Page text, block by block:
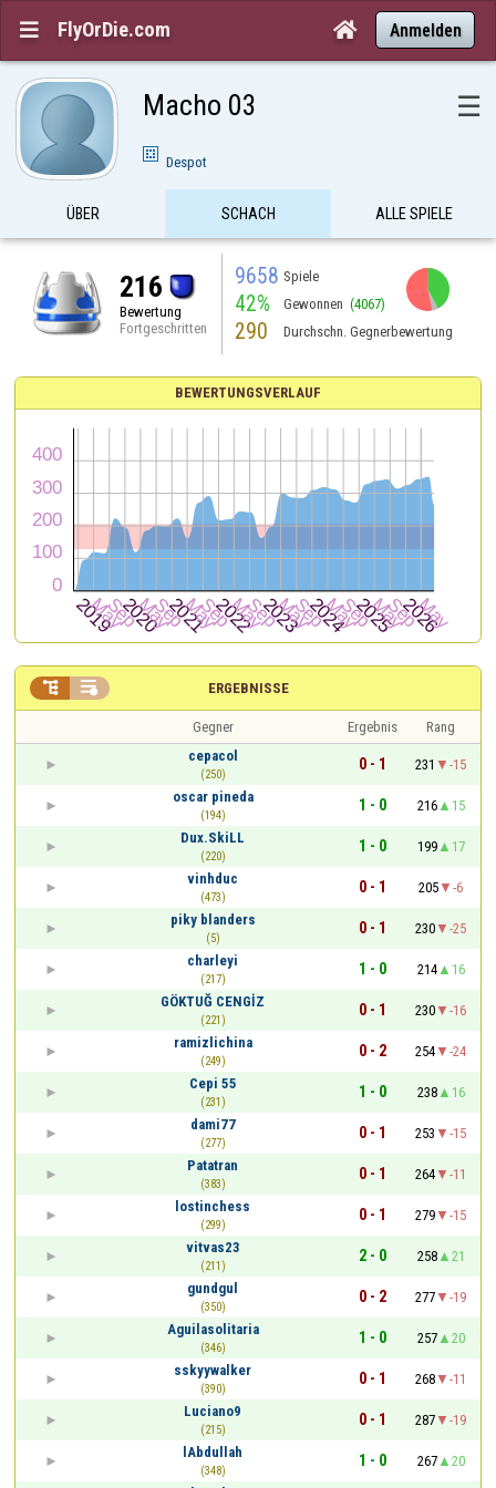
 FlyOrDie.com  Anmelden
Macho 03 ☰
Despot
ÜBER SCHACH ALLE SPIELE
216
Bewertung
Fortgeschritten
9658 Spiele
42% Gewonnen (4067)
290 Durchschn. Gegnerbewertung
BEWERTUNGSVERLAUF
ERGEBNISSE
 
Gegner Ergebnis
Rang
cepacol
(250)
0 - 1 231
-15
oscar pineda
(194)
1 - 0 216
15
Dux.SkiLL
(220)
1 - 0 199
17
vinhduc
(473)
0 - 1 205
-6
piky blanders
(5)
0 - 1 230
-25
charleyi
(217)
1 - 0 214
16
GÖKTUĞ CENGİZ
(221)
0 - 1 230
-16
ramizlichina
(249)
0 - 2 254
-24
Cepi 55
(231)
1 - 0 238
16
dami77
(277)
0 - 1 253
-15
Patatran
(383)
0 - 1 264
-11
lostinchess
(299)
0 - 1 279
-15
vitvas23
(211)
2 - 0 258
21
gundgul
(350)
0 - 2 277
-19
Aguilasolitaria
(346)
1 - 0 257
20
sskyywalker
(390)
0 - 1 268
-11
Luciano9
(215)
0 - 1 287
-19
lAbdullah
(348)
1 - 0 267
20